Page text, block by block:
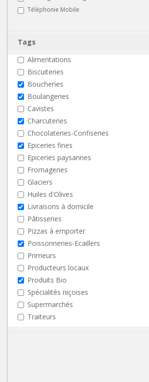
Téléphonie Mobile
Tags
Alimentations
Biscuiteries
Boucheries
Boulangeries
Cavistes
Charcuteries
Chocolateries-Confiseries
Epiceries fines
Epiceries paysannes
Fromageries
Glaciers
Huiles d'Olives
Livraisons à domicile
Pâtisseries
Pizzas à emporter
Poissonneries-Ecaillers
Primeurs
Producteurs locaux
Produits Bio
Spécialités niçoises
Supermarchés
Traiteurs